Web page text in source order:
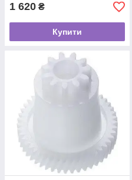
1 620 ₴
Купити